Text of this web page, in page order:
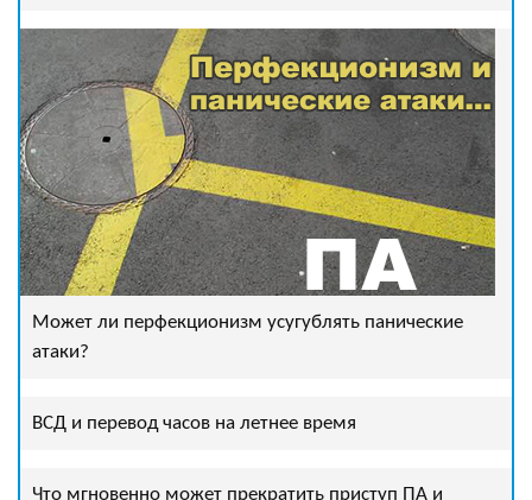
Может ли перфекционизм усугублять панические
атаки?
ВСД и перевод часов на летнее время
Что мгновенно может прекратить приступ ПА и